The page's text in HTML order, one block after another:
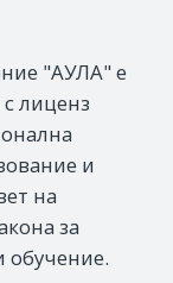
"АУЛА" е
лиценз
и
на
за
обучение.